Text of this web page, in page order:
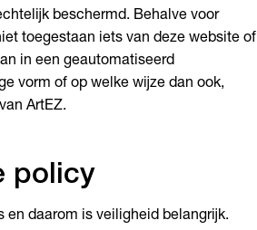
beschermd. Behalve voor
toegestaan iets van deze website of
in een geautomatiseerd
vorm of op welke wijze dan ook,
ArtEZ.
policy
en daarom is veiligheid belangrijk.